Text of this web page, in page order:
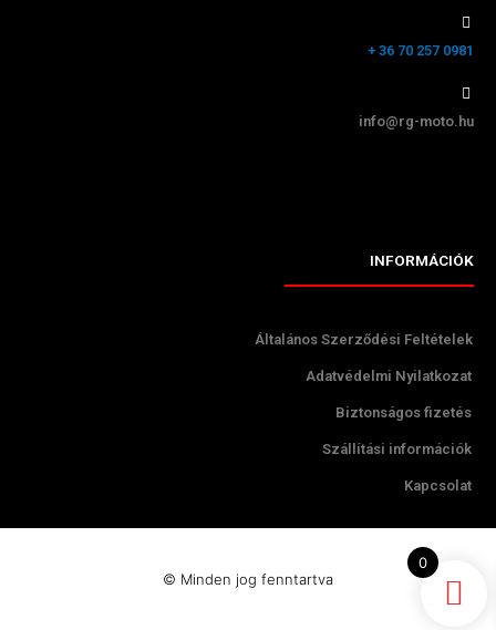
+ 36 70 257 0981
info@rg-moto.hu
INFORMÁCIÓK
Általános Szerződési Feltételek
Adatvédelmi Nyilatkozat
Biztonságos fizetés
Szállítási információk
Kapcsolat
© Minden jog fenntartva
0